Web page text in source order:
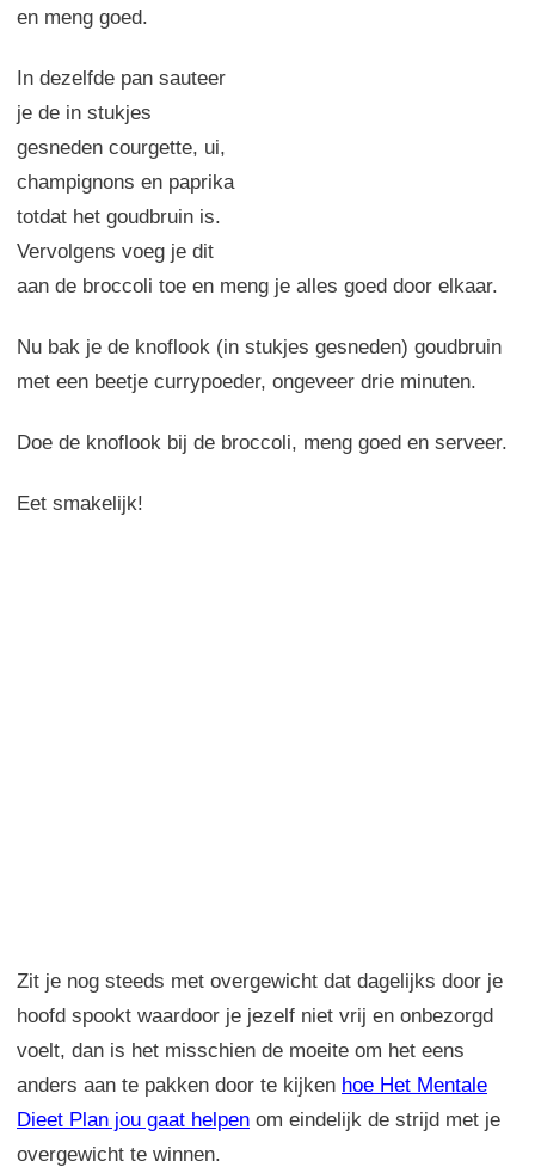
en meng goed.
In dezelfde pan sauteer
je de in stukjes
gesneden courgette, ui,
champignons en paprika
totdat het goudbruin is.
Vervolgens voeg je dit
aan de broccoli toe en meng je alles goed door elkaar.
Nu bak je de knoflook (in stukjes gesneden) goudbruin
met een beetje currypoeder, ongeveer drie minuten.
Doe de knoflook bij de broccoli, meng goed en serveer.
Eet smakelijk!
Zit je nog steeds met overgewicht dat dagelijks door je
hoofd spookt waardoor je jezelf niet vrij en onbezorgd
voelt, dan is het misschien de moeite om het eens
anders aan te pakken door te kijken hoe Het Mentale
Dieet Plan jou gaat helpen om eindelijk de strijd met je
overgewicht te winnen.